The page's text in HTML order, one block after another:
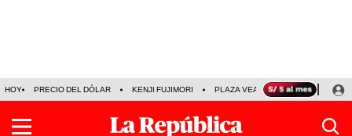
HOY PRECIO DEL DÓLAR KENJI FUJIMORI PLAZA VEA FERIADOS